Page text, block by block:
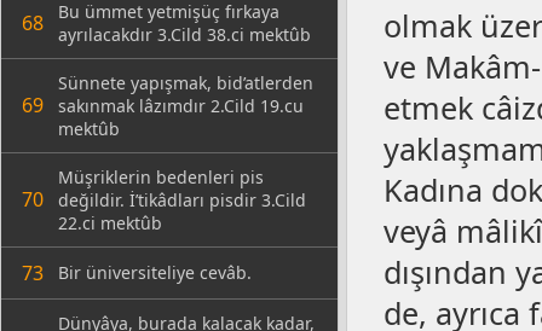
68
Bu ümmet yetmişüç fırkaya
ayrılacakdır 3.Cild 38.ci mektûb
69
Sünnete yapışmak, bid’atlerden
sakınmak lâzımdır 2.Cild 19.cu
mektûb
70
Müşriklerin bedenleri pis
değildir. İ’tikâdları pisdir 3.Cild
22.ci mektûb
73 Bir üniversiteliye cevâb.
Dünyâya, burada kalacak kadar,
olmak
ve
etmek
Kadına
veyâ
dışından
de, ayrıca